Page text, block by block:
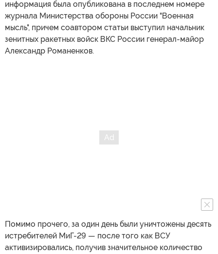
информация была опубликована в последнем номере
журнала Министерства обороны России "Военная
мысль", причем соавтором статьи выступил начальник
зенитных ракетных войск ВКС России генерал-майор
Александр Романенков.
Помимо прочего, за один день были уничтожены десять
истребителей МиГ-29 — после того как ВСУ
активизировались, получив значительное количество